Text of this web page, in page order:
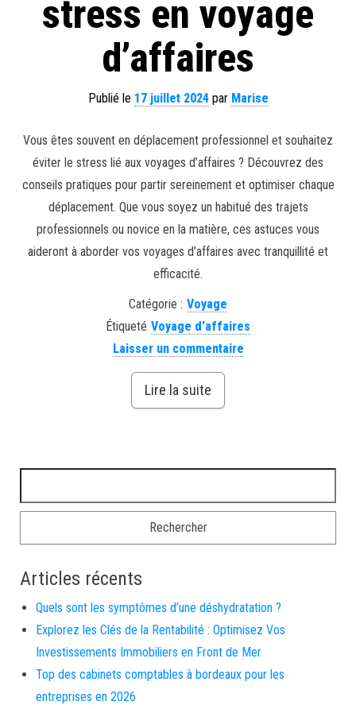
stress en voyage
d’affaires
Publié le 17 juillet 2024par Marise
Vous êtes souvent en déplacement professionnel et souhaitez
éviter le stress lié aux voyages d’affaires ? Découvrez des
conseils pratiques pour partir sereinement et optimiser chaque
déplacement. Que vous soyez un habitué des trajets
professionnels ou novice en la matière, ces astuces vous
aideront à aborder vos voyages d’affaires avec tranquillité et
efficacité.
Catégorie : Voyage
Étiqueté Voyage d'affaires
Laisser un commentaire
Lire la suite
Articles récents
Quels sont les symptômes d’une déshydratation ?
Explorez les Clés de la Rentabilité : Optimisez Vos
Investissements Immobiliers en Front de Mer
Top des cabinets comptables à bordeaux pour les
entreprises en 2026